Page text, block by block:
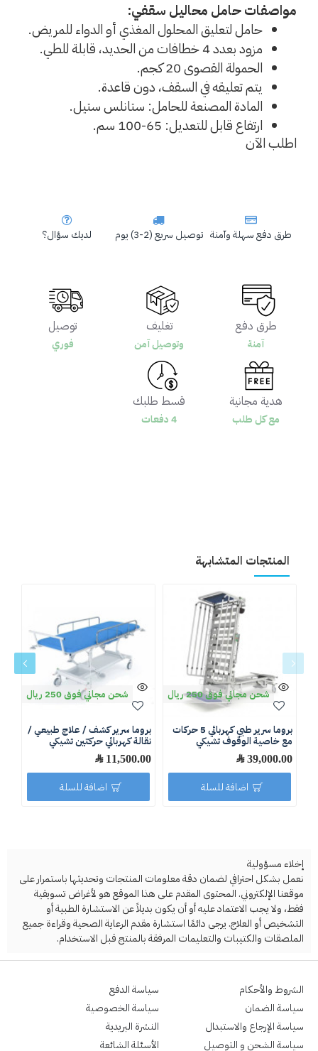
طرق دفع سهلة وآمنة توصيل سريع (2-3) يوم لديك سؤال؟
مواصفات حامل محاليل سقفي:
حامل لتعليق المحلول المغذي أو الدواء للمريض.
مزود بعدد 4 خطافات من الحديد، قابلة للطي.
الحمولة القصوى 20 كجم.
يتم تعليقه في السقف، دون قاعدة.
المادة المصنعة للحامل: ستانلس ستيل.
ارتفاع قابل للتعديل: 65-100 سم.
اطلب الآن
طرق دفع
آمنة
تغليف
وتوصيل آمن
توصيل
فوري
هدية مجانية
مع كل طلب
قسط طلبك
4 دفعات
المنتجات المتشابهة
شحن مجاني فوق 250 ريال
بروما سرير طبي كهربائي 5 حركات
مع خاصية الوقوف تشيكي
39,000.00 ﷼
اضافة للسلة
شحن مجاني فوق 250 ريال
بروما سرير كشف / علاج طبيعي /
نقالة كهربائي حركتين تشيكي
11,500.00 ﷼
اضافة للسلة
إخلاء مسؤولية
نعمل بشكل احترافي لضمان دقة معلومات المنتجات وتحديثها باستمرار على
موقعنا الإلكتروني. المحتوى المقدم على هذا الموقع هو لأغراض تسويقية
فقط، ولا يجب الاعتماد عليه أو أن يكون بديلاً عن الاستشارة الطبية أو
التشخيص أو العلاج. يرجى دائمًا استشارة مقدم الرعاية الصحية وقراءة جميع
الملصقات والكتيبات والتعليمات المرفقة بالمنتج قبل الاستخدام.
الشروط والأحكام
سياسة الضمان
سياسة الإرجاع والاستبدال
سياسة الشحن و التوصيل
سياسة الدفع
سياسة الخصوصية
النشرة البريدية
الأسئلة الشائعة